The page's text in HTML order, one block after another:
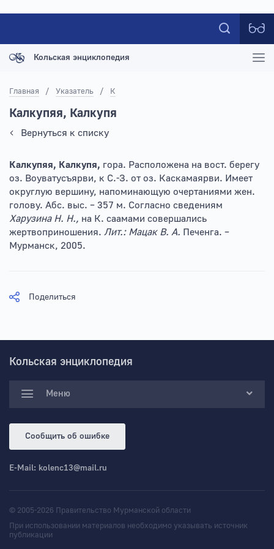
Кольская энциклопедия
Главная / Указатель / К
Калкупяя, Калкупя
Вернуться к списку
Калкупяя, Калкупя, гора. Расположена на вост. берегу
оз. Воуватусъярви, к С.-З. от оз. Каскамаярви. Имеет
округлую вершину, напоминающую очертаниями жен.
голову. Абс. выс. – 357 м. Согласно сведениям
Харузина Н. Н., на К. саамами совершались
жертвоприношения. Лит.: Мацак В. А. Печенга. –
Мурманск, 2005.
Поделиться
Кольская энциклопедия
Меню
Сообщить об ошибке
E-Mail: kolenc13@mail.ru
© 2005-2026 Правительство Мурманской области
При использовании материалов необходимо указывать источник
публикации